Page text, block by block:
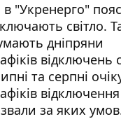
в "Укренерго"
світло.
дніпряни
відключень
та серпні
відключення
за яких